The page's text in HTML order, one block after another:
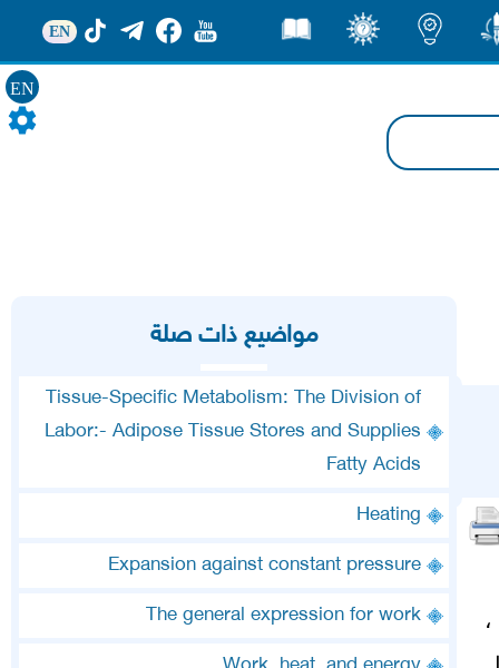
EN
EN
مواضيع ذات صلة
Tissue-Specific Metabolism: The Division of
Labor:- Adipose Tissue Stores and Supplies
Fatty Acids
Heating
Expansion against constant pressure
The general expression for work